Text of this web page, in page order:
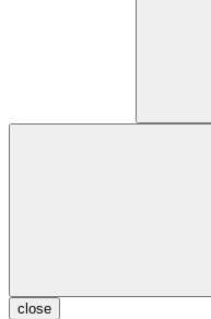
close